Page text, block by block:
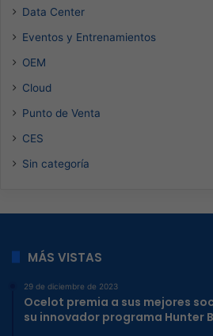
Data Center
Eventos y Entrenamientos
OEM
Cloud
Punto de Venta
CES
Sin categoría
MÁS VISTAS
29 de diciembre de 2023
Ocelot premia a sus mejores
su innovador programa Hunter